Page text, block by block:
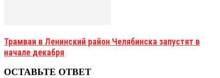
Трамваи в Ленинский район Челябинска запустят в
начале декабря
ОСТАВЬТЕ ОТВЕТ